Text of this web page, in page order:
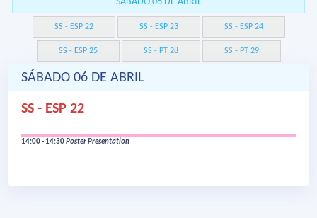
SS - ESP 22 SS - ESP 23 SS - ESP 24
SS - ESP 25 SS - PT 28 SS - PT 29
SÁBADO 06 DE ABRIL
SS - ESP 22
14:00 - 14:30Poster Presentation